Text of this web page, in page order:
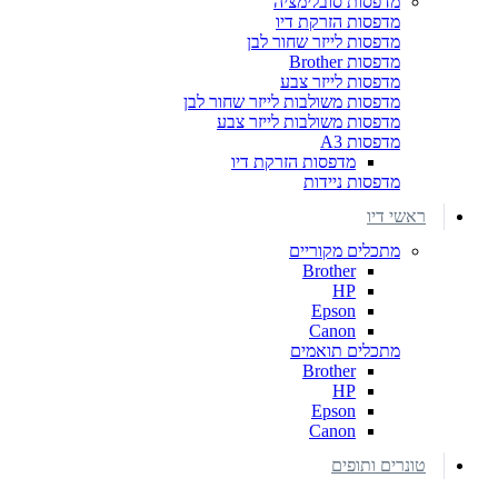
מדפסות הזרקת דיו
מדפסות לייזר שחור לבן
מדפסות Brother
מדפסות לייזר צבע
מדפסות משולבות לייזר שחור לבן
מדפסות משולבות לייזר צבע
מדפסות A3
מדפסות הזרקת דיו
מדפסות ניידות
ראשי דיו
מתכלים מקוריים
Brother
HP
Epson
Canon
מתכלים תואמים
Brother
HP
Epson
Canon
טונרים ותופים